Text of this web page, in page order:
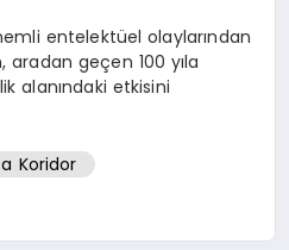
entelektüel olaylarından
aradan geçen 100 yıla
alanındaki etkisini
Koridor